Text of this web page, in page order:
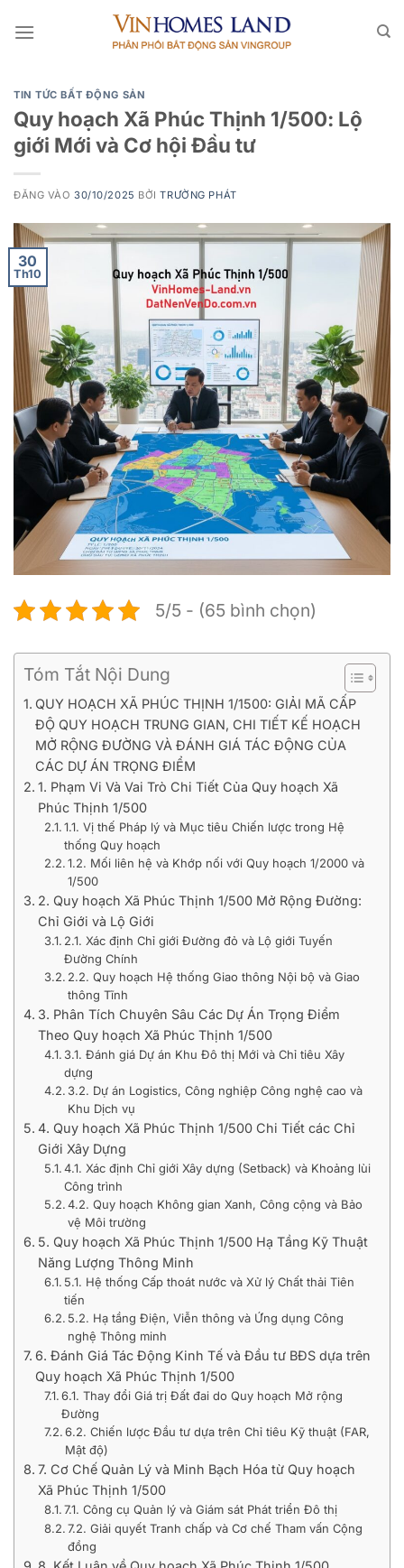
qua
TIN TỨC BẤT ĐỘNG SẢN
Quy hoạch Xã Phúc Thịnh 1/500: Lộ
giới Mới và Cơ hội Đầu tư
ĐĂNG VÀO30/10/2025 BỞITRƯỜNG PHÁT
30
Th10
5/5 - (65 bình chọn)
Tóm Tắt Nội Dung
QUY HOẠCH XÃ PHÚC THỊNH 1/1500: GIẢI MÃ CẤP
ĐỘ QUY HOẠCH TRUNG GIAN, CHI TIẾT KẾ HOẠCH
MỞ RỘNG ĐƯỜNG VÀ ĐÁNH GIÁ TÁC ĐỘNG CỦA
CÁC DỰ ÁN TRỌNG ĐIỂM
1. Phạm Vi Và Vai Trò Chi Tiết Của Quy hoạch Xã
Phúc Thịnh 1/500
1.1. Vị thế Pháp lý và Mục tiêu Chiến lược trong Hệ
thống Quy hoạch
1.2. Mối liên hệ và Khớp nối với Quy hoạch 1/2000 và
1/500
2. Quy hoạch Xã Phúc Thịnh 1/500 Mở Rộng Đường:
Chỉ Giới và Lộ Giới
2.1. Xác định Chỉ giới Đường đỏ và Lộ giới Tuyến
Đường Chính
2.2. Quy hoạch Hệ thống Giao thông Nội bộ và Giao
thông Tĩnh
3. Phân Tích Chuyên Sâu Các Dự Án Trọng Điểm
Theo Quy hoạch Xã Phúc Thịnh 1/500
3.1. Đánh giá Dự án Khu Đô thị Mới và Chỉ tiêu Xây
dựng
3.2. Dự án Logistics, Công nghiệp Công nghệ cao và
Khu Dịch vụ
4. Quy hoạch Xã Phúc Thịnh 1/500 Chi Tiết các Chỉ
Giới Xây Dựng
4.1. Xác định Chỉ giới Xây dựng (Setback) và Khoảng lùi
Công trình
4.2. Quy hoạch Không gian Xanh, Công cộng và Bảo
vệ Môi trường
5. Quy hoạch Xã Phúc Thịnh 1/500 Hạ Tầng Kỹ Thuật
Năng Lượng Thông Minh
5.1. Hệ thống Cấp thoát nước và Xử lý Chất thải Tiên
tiến
5.2. Hạ tầng Điện, Viễn thông và Ứng dụng Công
nghệ Thông minh
6. Đánh Giá Tác Động Kinh Tế và Đầu tư BĐS dựa trên
Quy hoạch Xã Phúc Thịnh 1/500
6.1. Thay đổi Giá trị Đất đai do Quy hoạch Mở rộng
Đường
6.2. Chiến lược Đầu tư dựa trên Chỉ tiêu Kỹ thuật (FAR,
Mật độ)
7. Cơ Chế Quản Lý và Minh Bạch Hóa từ Quy hoạch
Xã Phúc Thịnh 1/500
7.1. Công cụ Quản lý và Giám sát Phát triển Đô thị
7.2. Giải quyết Tranh chấp và Cơ chế Tham vấn Cộng
đồng